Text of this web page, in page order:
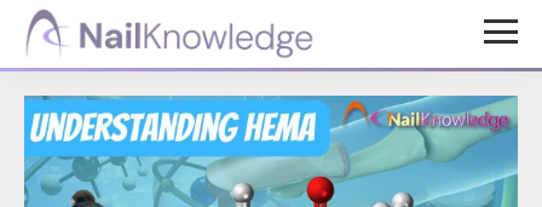
Saltar
principal
Saltar
página
Conocimientos
de
uñas